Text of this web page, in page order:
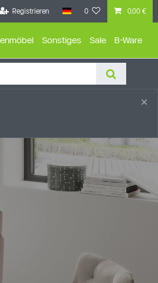
Registrieren 0 0,00 €
Sonstiges Sale B-Ware
×